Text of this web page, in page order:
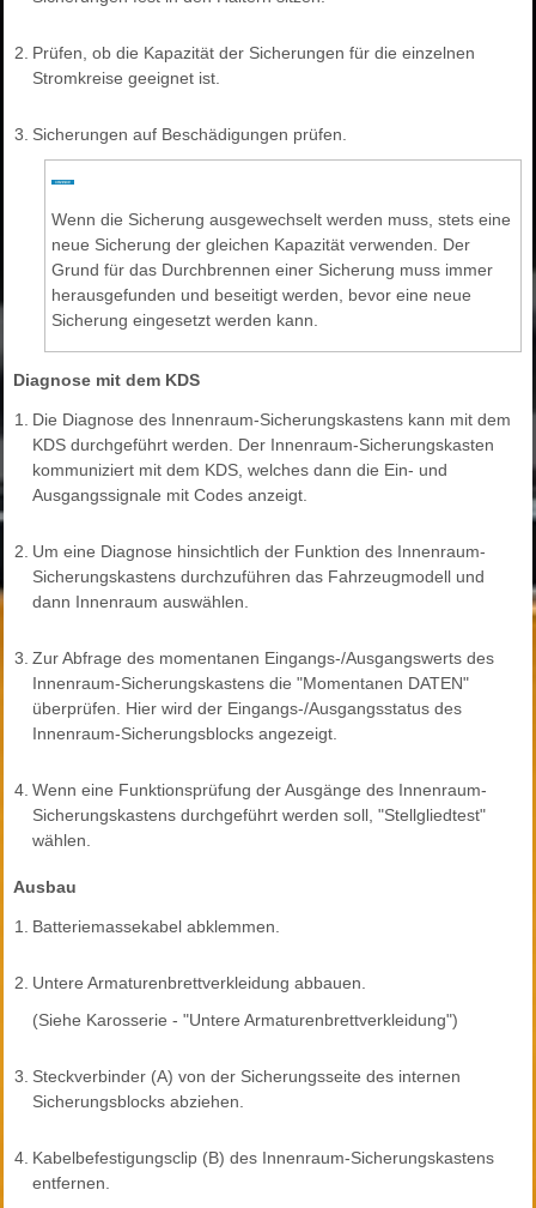
2. Prüfen, ob die Kapazität der Sicherungen für die einzelnen
Stromkreise geeignet ist.
3. Sicherungen auf Beschädigungen prüfen.
Wenn die Sicherung ausgewechselt werden muss, stets eine
neue Sicherung der gleichen Kapazität verwenden. Der
Grund für das Durchbrennen einer Sicherung muss immer
herausgefunden und beseitigt werden, bevor eine neue
Sicherung eingesetzt werden kann.
Diagnose mit dem KDS
1. Die Diagnose des Innenraum-Sicherungskastens kann mit dem
KDS durchgeführt werden. Der Innenraum-Sicherungskasten
kommuniziert mit dem KDS, welches dann die Ein- und
Ausgangssignale mit Codes anzeigt.
2. Um eine Diagnose hinsichtlich der Funktion des Innenraum-
Sicherungskastens durchzuführen das Fahrzeugmodell und
dann Innenraum auswählen.
3. Zur Abfrage des momentanen Eingangs-/Ausgangswerts des
Innenraum-Sicherungskastens die "Momentanen DATEN"
überprüfen. Hier wird der Eingangs-/Ausgangsstatus des
Innenraum-Sicherungsblocks angezeigt.
4. Wenn eine Funktionsprüfung der Ausgänge des Innenraum-
Sicherungskastens durchgeführt werden soll, "Stellgliedtest"
wählen.
Ausbau
1. Batteriemassekabel abklemmen.
2. Untere Armaturenbrettverkleidung abbauen.
(Siehe Karosserie - "Untere Armaturenbrettverkleidung")
3. Steckverbinder (A) von der Sicherungsseite des internen
Sicherungsblocks abziehen.
4. Kabelbefestigungsclip (B) des Innenraum-Sicherungskastens
entfernen.